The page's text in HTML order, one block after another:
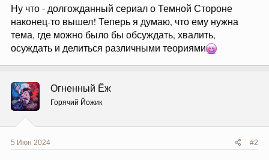
Ну что - долгожданный сериал о Темной Стороне
наконец-то вышел! Теперь я думаю, что ему нужна
тема, где можно было бы обсуждать, хвалить,
осуждать и делиться различными теориями
Огненный Ёж
Горячий Йожик
5 Июн 2024 #2